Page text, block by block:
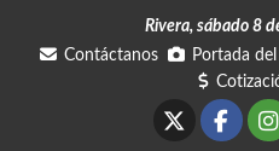
Rivera, sábado 8
Contáctanos
Portada